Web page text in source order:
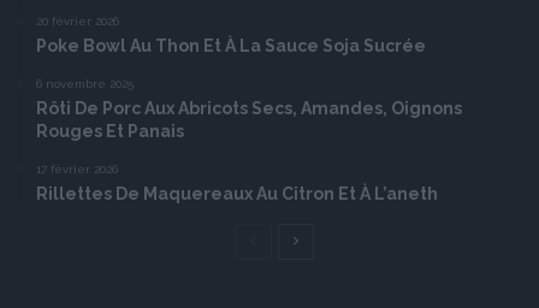
20 février 2026
Poke Bowl Au Thon Et À La Sauce Soja Sucrée
6 novembre 2025
Rôti De Porc Aux Abricots Secs, Amandes, Oignons
Rouges Et Panais
17 février 2026
Rillettes De Maquereaux Au Citron Et À L’aneth
Page